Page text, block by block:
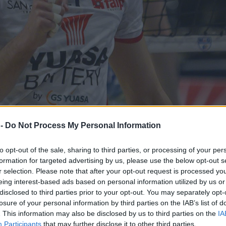
Do Not Process My Personal Information
opt-out of the sale, sharing to third parties, or processing of your
for targeted advertising by us, please use the below opt-out
selection. Please note that after your opt-out request is processed
interest-based ads based on personal information utilized by us
to third parties prior to your opt-out. You may separately
of your personal information by third parties on the IAB’s list of
This information may also be disclosed by us to third parties on the
Participants that may further disclose it to other third parties.
la prossima stagione con l'arrivo diGeorgi Tatarov
Falasca.
dopo le ultime stagioni vissute inSuperLega
campionato turco. In Italia ha collezionato 48
con un premio diMVPottenuto nella vittoria